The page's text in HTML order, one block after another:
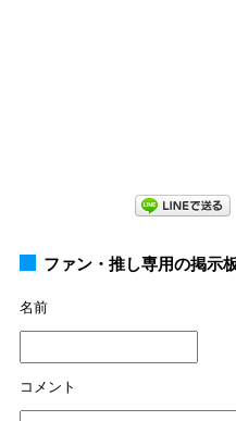
ファン・推し専用の掲示
名前
コメント